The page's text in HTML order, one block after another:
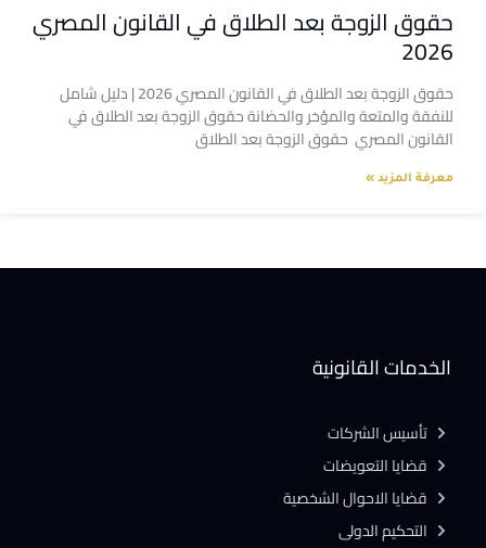
حقوق الزوجة بعد الطلاق في القانون المصري
2026
حقوق الزوجة بعد الطلاق في القانون المصري 2026 | دليل شامل
للنفقة والمتعة والمؤخر والحضانة حقوق الزوجة بعد الطلاق في
القانون المصري حقوق الزوجة بعد الطلاق
معرفة المزيد »
الخدمات القانونية
تأسيس الشركات
قضايا التعويضات
قضايا الاحوال الشخصية
التحكيم الدولى